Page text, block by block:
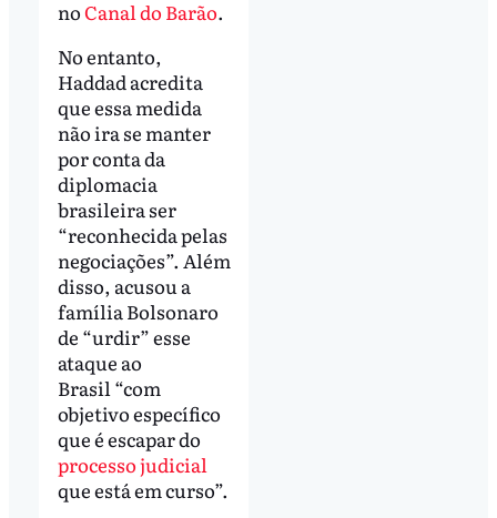
noCanal do Barão.
No entanto,
Haddad acredita
que essa medida
não ira se manter
por conta da
diplomacia
brasileira ser
“reconhecida pelas
negociações”. Além
disso, acusou a
família Bolsonaro
de “urdir” esse
ataque ao
Brasil “com
objetivo específico
que é escapar do
processo judicial
que está em curso”.